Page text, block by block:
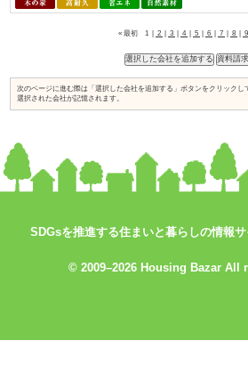
コをチェック
SDGsを推進する住まいと暮らしの情報
© 2009–2026 Housing Bazar All